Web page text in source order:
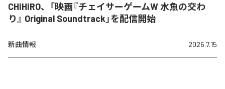
CHIHIRO、「映画『チェイサーゲームW 水魚の交わ
り』 Original Soundtrack」を配信開始
新曲情報 2026.7.15